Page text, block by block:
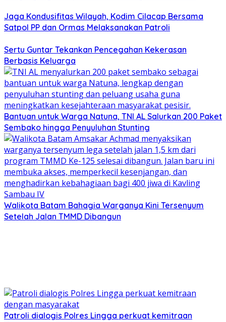
Jaga Kondusifitas Wilayah, Kodim Cilacap Bersama
Satpol PP dan Ormas Melaksanakan Patroli
Sertu Guntar Tekankan Pencegahan Kekerasan
Berbasis Keluarga
Bantuan untuk Warga Natuna, TNI AL Salurkan 200 Paket
Sembako hingga Penyuluhan Stunting
Walikota Batam Bahagia Warganya Kini Tersenyum
Setelah Jalan TMMD Dibangun
Patroli dialogis Polres Lingga perkuat kemitraan